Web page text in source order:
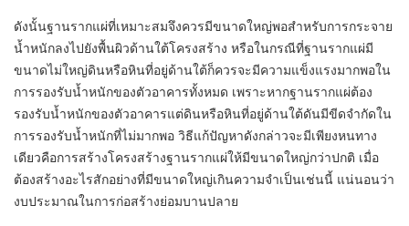
ดังนั้นฐานรากแผ่ที่เหมาะสมจึงควรมีขนาดใหญ่พอสำหรับการกระจาย
น้ำหนักลงไปยังพื้นผิวด้านใต้โครงสร้าง หรือในกรณีที่ฐานรากแผ่มี
ขนาดไม่ใหญ่ดินหรือหินที่อยู่ด้านใต้ก็ควรจะมีความแข็งแรงมากพอใน
การรองรับน้ำหนักของตัวอาคารทั้งหมด เพราะหากฐานรากแผ่ต้อง
รองรับน้ำหนักของตัวอาคารแต่ดินหรือหินที่อยู่ด้านใต้ดันมีขีดจำกัดใน
การรองรับน้ำหนักที่ไม่มากพอ วิธีแก้ปัญหาดังกล่าวจะมีเพียงหนทาง
เดียวคือการสร้างโครงสร้างฐานรากแผ่ให้มีขนาดใหญ่กว่าปกติ เมื่อ
ต้องสร้างอะไรสักอย่างที่มีขนาดใหญ่เกินความจำเป็นเช่นนี้ แน่นอนว่า
งบประมาณในการก่อสร้างย่อมบานปลาย